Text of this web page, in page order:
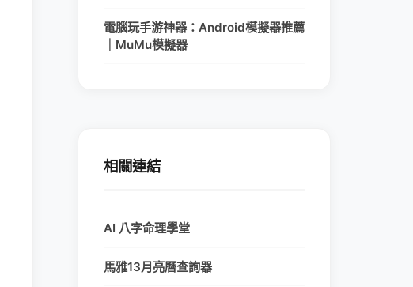
電腦玩手游神器：Android模擬器推薦
｜MuMu模擬器
相關連結
AI 八字命理學堂
馬雅13月亮曆查詢器